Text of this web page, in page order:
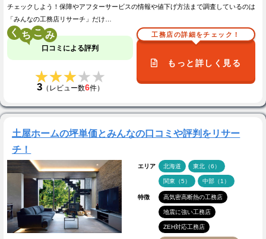
チェックしよう！保障やアフターサービスの情報や値下げ方法まで調査しているのは
「みんなの工務店リサーチ」だけ…
く こ
口コミによる評判
★★★★★
★★★★★
3（レビュー数6件）
工務店の詳細をチェック！
もっと詳しく見る
土屋ホームの坪単価とみんなの口コミや評判をリサー
チ！
エリア 北海道 東北（6）
関東（5） 中部（1）
特徴 高気密高断熱の工務店
地震に強い工務店
ZEH対応工務店